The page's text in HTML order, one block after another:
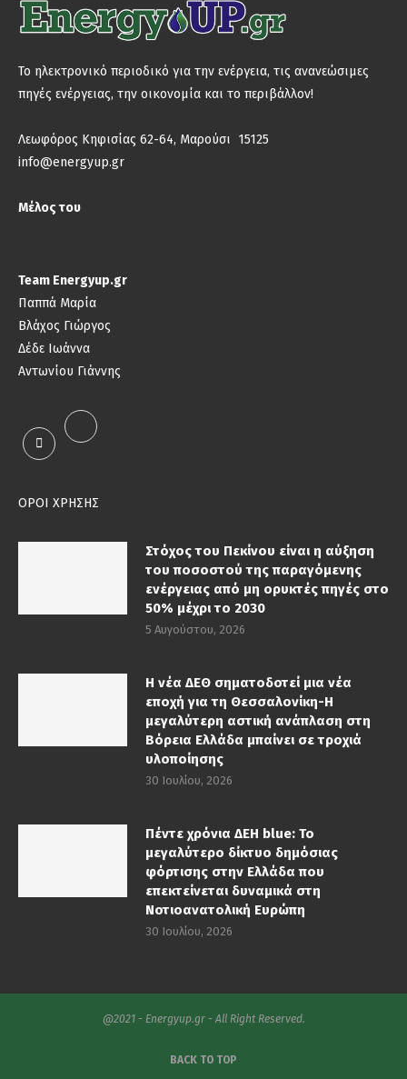
Το ηλεκτρονικό περιοδικό για την ενέργεια, τις ανανεώσιμες
πηγές ενέργειας, την οικονομία και το περιβάλλον!
Λεωφόρος Κηφισίας 62-64, Μαρούσι 15125
info@energyup.gr
Μέλος του
Team Energyup.gr
Παππά Μαρία
Βλάχος Γιώργος
Δέδε Ιωάννα
Αντωνίου Γιάννης
ΟΡΟΙ ΧΡΗΣΗΣ
Στόχος του Πεκίνου είναι η αύξηση
του ποσοστού της παραγόμενης
ενέργειας από μη ορυκτές πηγές στο
50% μέχρι το 2030
5 Αυγούστου, 2026
Η νέα ΔΕΘ σηματοδοτεί μια νέα
εποχή για τη Θεσσαλονίκη-Η
μεγαλύτερη αστική ανάπλαση στη
Βόρεια Ελλάδα μπαίνει σε τροχιά
υλοποίησης
30 Ιουλίου, 2026
Πέντε χρόνια ΔΕΗ blue: Το
μεγαλύτερο δίκτυο δημόσιας
φόρτισης στην Ελλάδα που
επεκτείνεται δυναμικά στη
Νοτιοανατολική Ευρώπη
30 Ιουλίου, 2026
@2021 - Energyup.gr - All Right Reserved.
BACK TO TOP